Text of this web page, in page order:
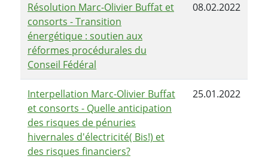
Résolution Marc-Olivier Buffat et
consorts - Transition
énergétique : soutien aux
réformes procédurales du
Conseil Fédéral
08.02.2022
Interpellation Marc-Olivier Buffat
et consorts - Quelle anticipation
des risques de pénuries
hivernales d'électricité( Bis!) et
des risques financiers?
25.01.2022